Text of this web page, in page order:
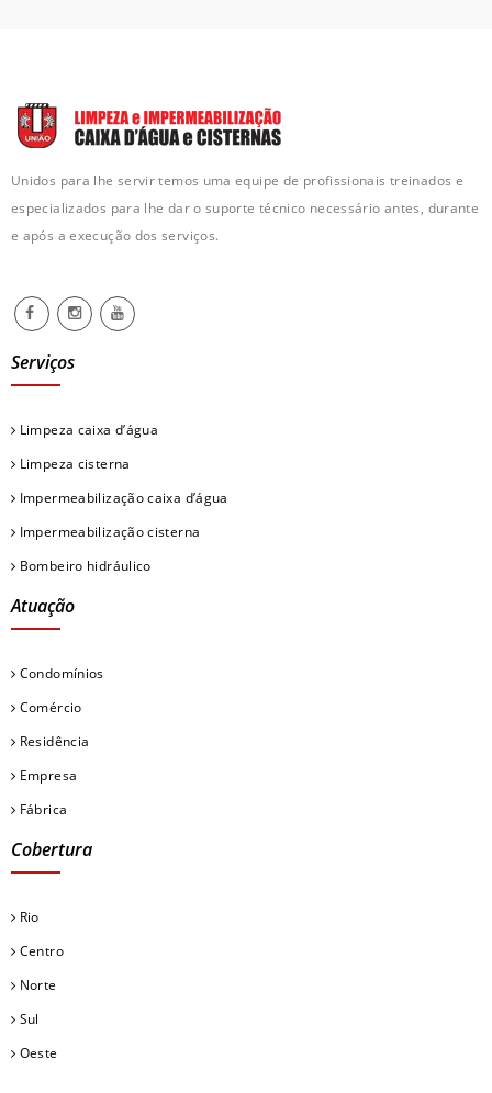
Unidos para lhe servir temos uma equipe de profissionais treinados e
especializados para lhe dar o suporte técnico necessário antes, durante
e após a execução dos serviços.
Serviços
Limpeza caixa d’água
Limpeza cisterna
Impermeabilização caixa d’água
Impermeabilização cisterna
Bombeiro hidráulico
Atuação
Condomínios
Comércio
Residência
Empresa
Fábrica
Cobertura
Rio
Centro
Norte
Sul
Oeste